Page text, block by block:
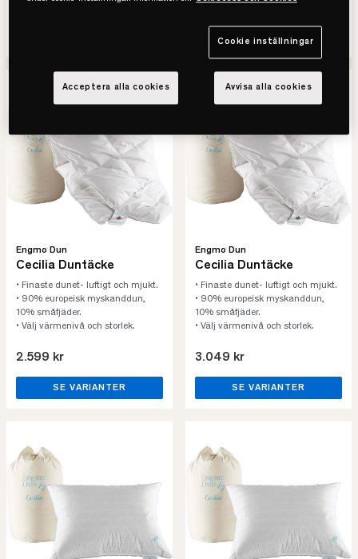
2.049 kr
SE VARIANTER
Engmo Dun
Cecilia Duntäcke
• Finaste dunet- luftigt och mjukt.
• 90% europeisk myskanddun,
10% småfjäder.
• Välj värmenivå och storlek.
2.599 kr
SE VARIANTER
Engmo Dun
Cecilia Duntäcke
• Finaste dunet- luftigt och mjukt.
• 90% europeisk myskanddun,
10% småfjäder.
• Välj värmenivå och storlek.
3.049 kr
SE VARIANTER
Cookie inställningar
Avvisa alla cookies
Acceptera alla cookies